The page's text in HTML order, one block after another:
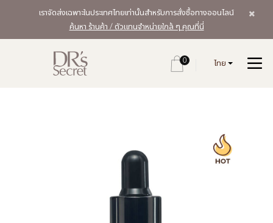
เราจัดส่งเฉพาะในประเทศไทยเท่านั้นสำหรับการสั่งซื้อทางออนไลน์
ค้นหา ร้านค้า / ตัวแทนจำหน่ายใกล้ ๆ คุณที่นี่
0 ไทย